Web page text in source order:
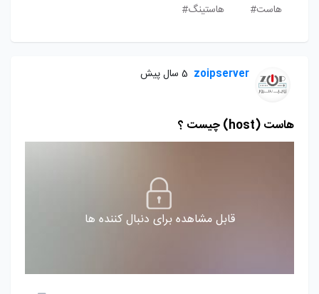
هاست# هاستینگ#
zoipserver 5 سال پیش
هاست (host) چیست ؟
قابل مشاهده برای دنبال کننده ها